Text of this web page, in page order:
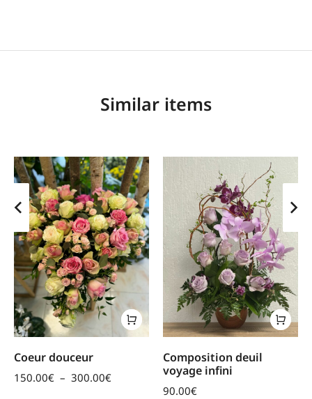
Similar items
Coeur douceur
150.00€ – 300.00€
Composition deuil
voyage infini
90.00€